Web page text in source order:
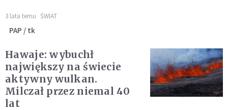
3 lata temu ŚWIAT
PAP / tk
Hawaje: wybuchł
największy na świecie
aktywny wulkan.
Milczał przez niemal 40
lat